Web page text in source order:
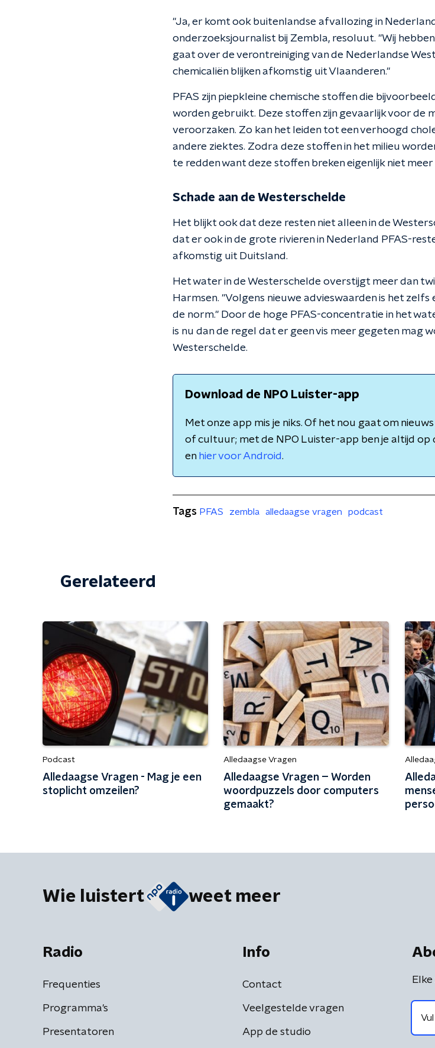
"Ja, er komt ook buitenlandse afvallozing in
onderzoeksjournalist bij Zembla, resoluut. "Wij
gaat over de verontreiniging van de Nederlandse
chemicaliën blijken afkomstig uit Vlaanderen."
PFAS zijn piepkleine chemische stoffen die
worden gebruikt. Deze stoffen zijn gevaarlijk voor de
veroorzaken. Zo kan het leiden tot een verhoogd
andere ziektes. Zodra deze stoffen in het milieu
te redden want deze stoffen breken eigenlijk niet meer
Schade aan de Westerschelde
Het blijkt ook dat deze resten niet alleen in de
dat er ook in de grote rivieren in Nederland PFAS-
afkomstig uit Duitsland.
Het water in de Westerschelde overstijgt meer dan
Harmsen. "Volgens nieuwe advieswaarden is het
de norm." Door de hoge PFAS-concentratie in het
is nu dan de regel dat er geen vis meer gegeten mag
Westerschelde.
Download de NPO Luister-app
Met onze app mis je niks. Of het nou gaat om
of cultuur; met de NPO Luister-app ben je altijd op
en hier voor Android.
Tags PFAS zembla alledaagse vragen podcast
Gerelateerd
Podcast
Alledaagse Vragen - Mag je een
stoplicht omzeilen?
Alledaagse Vragen
Alledaagse Vragen – Worden
woordpuzzels door computers
gemaakt?
Wie luistert weet meer
Radio
Frequenties
Programma's
Presentatoren
Info
Contact
Veelgestelde vragen
App de studio